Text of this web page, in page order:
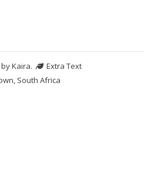
Kaira.
Extra Text
South Africa